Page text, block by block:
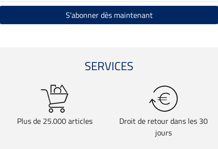
SERVICES
Plus de 25.000 articles
Droit de retour dans les 30
jours